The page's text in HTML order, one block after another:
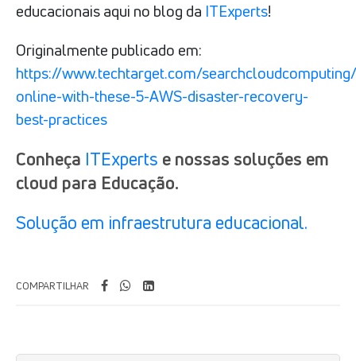
educacionais aqui no blog da ITExperts!
Originalmente publicado em:
https://www.techtarget.com/
online-with-these-5-AWS-disaster-recovery-
best-practices
Conheça ITExperts e nossas soluções em
cloud para Educação.
Solução em infraestrutura educacional.
COMPARTILHAR